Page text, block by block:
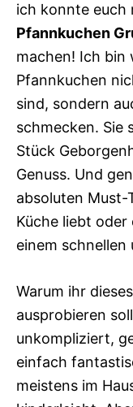
ich konnte euch
Pfannkuchen
machen! Ich bin
Pfannkuchen
sind, sondern
schmecken. Sie
Stück
Genuss. Und
absoluten
Küche liebt
einem
Warum ihr
ausprobieren
unkompliziert,
einfach
meistens im